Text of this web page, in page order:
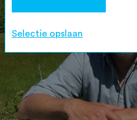
Selectie opslaan